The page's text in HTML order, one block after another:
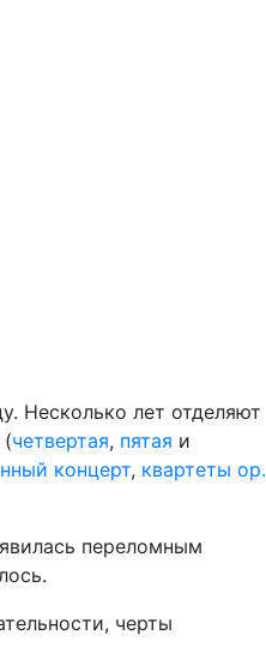
Несколько лет отделяют
(четвертая, пятая и
концерт, квартеты ор.
переломным
черты